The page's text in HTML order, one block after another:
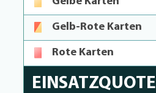
Gelb-Rote Karten
Rote Karten
EINSATZQUOTE